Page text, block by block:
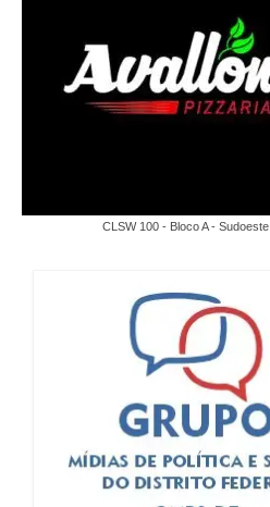
CLSW 100 - Bloco A - Sudoeste